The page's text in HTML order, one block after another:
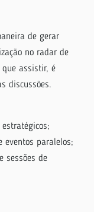
de gerar
no radar de
que assistir, é
discussões.
eventos paralelos;
sessões de